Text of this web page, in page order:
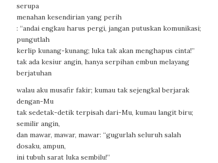
serupa
menahan kesendirian yang perih
: “andai engkau harus pergi, jangan putuskan komunikasi;
pungutlah
kerlip kunang-kunang; luka tak akan menghapus cinta!”
tak ada kesiur angin, hanya serpihan embun melayang
berjatuhan
walau aku musafir fakir; kumau tak sejengkal berjarak
dengan-Mu
tak sedetak-detik terpisah dari-Mu, kumau langit biru;
semilir angin,
dan mawar, mawar, mawar: “gugurlah seluruh salah
dosaku, ampun,
ini tubuh sarat luka sembilu!”